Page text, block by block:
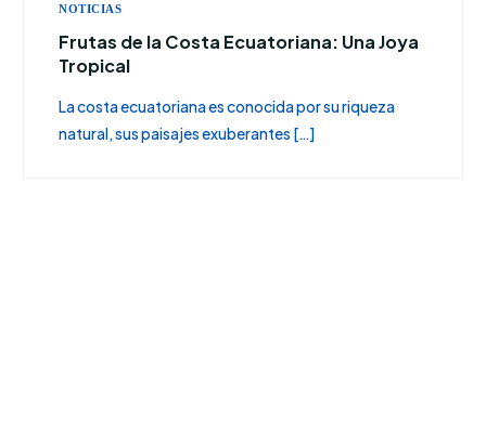
NOTICIAS
Frutas de la Costa Ecuatoriana: Una Joya
Tropical
La costa ecuatoriana es conocida por su riqueza
natural, sus paisajes exuberantes […]